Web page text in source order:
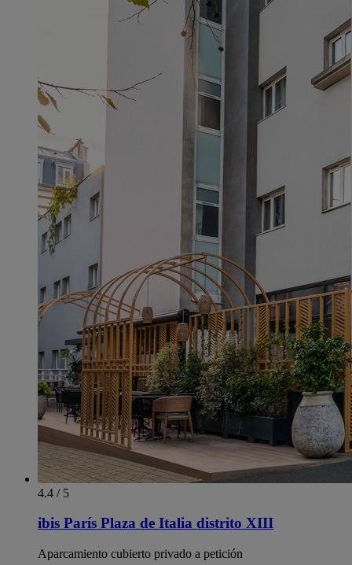
4.4 / 5
ibis París Plaza de Italia distrito XIII
Aparcamiento cubierto privado a petición